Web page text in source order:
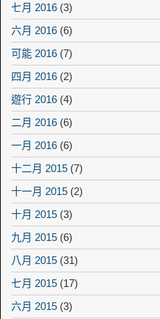
七月 2016 (3)
六月 2016 (6)
可能 2016 (7)
四月 2016 (2)
遊行 2016 (4)
二月 2016 (6)
一月 2016 (6)
十二月 2015 (7)
十一月 2015 (2)
十月 2015 (3)
九月 2015 (6)
八月 2015 (31)
七月 2015 (17)
六月 2015 (3)